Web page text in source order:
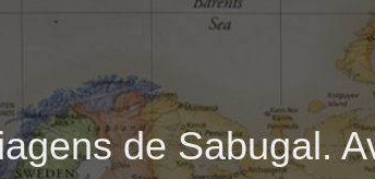
de Sabugal.